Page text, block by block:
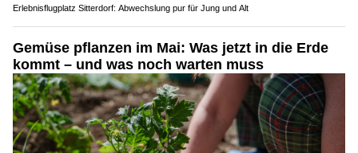
Erlebnisflugplatz Sitterdorf: Abwechslung pur für Jung und Alt
Gemüse pflanzen im Mai: Was jetzt in die Erde
kommt – und was noch warten muss